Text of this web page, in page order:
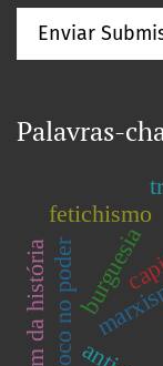
Enviar
Palavras-
burguesia
bloco no poder
fetichismo
fim da história